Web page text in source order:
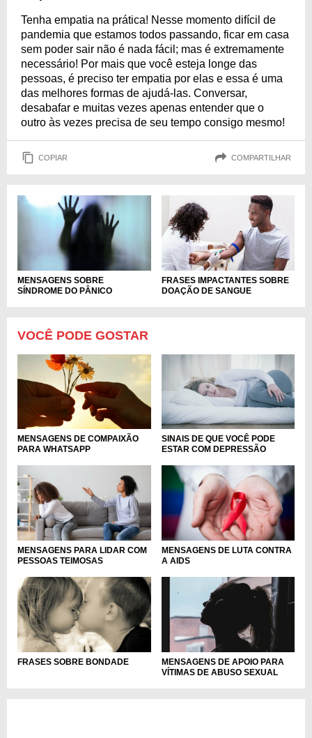
Tenha empatia na prática! Nesse momento difícil de
pandemia que estamos todos passando, ficar em casa
sem poder sair não é nada fácil; mas é extremamente
necessário! Por mais que você esteja longe das
pessoas, é preciso ter empatia por elas e essa é uma
das melhores formas de ajudá-las. Conversar,
desabafar e muitas vezes apenas entender que o
outro às vezes precisa de seu tempo consigo mesmo!
COPIAR COMPARTILHAR
MENSAGENS SOBRE
SÍNDROME DO PÂNICO
FRASES IMPACTANTES SOBRE
DOAÇÃO DE SANGUE
VOCÊ PODE GOSTAR
MENSAGENS DE COMPAIXÃO
PARA WHATSAPP
SINAIS DE QUE VOCÊ PODE
ESTAR COM DEPRESSÃO
MENSAGENS PARA LIDAR COM
PESSOAS TEIMOSAS
MENSAGENS DE LUTA CONTRA
A AIDS
FRASES SOBRE BONDADE
MENSAGENS DE APOIO PARA
VÍTIMAS DE ABUSO SEXUAL